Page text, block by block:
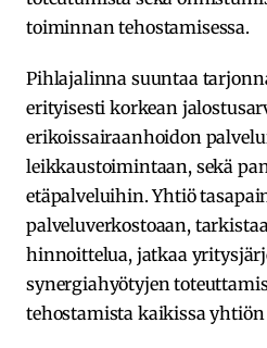
toiminnan tehostamisessa.
Pihlajalinna suuntaa
erityisesti korkean
erikoissairaanhoidon
leikkaustoimintaan, sekä
etäpalveluihin. Yhtiö
palveluverkostoaan,
hinnoittelua, jatkaa
synergiahyötyjen
tehostamista kaikissa